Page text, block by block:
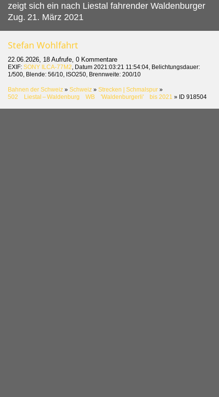
zeigt sich ein nach Liestal fahrender Waldenburger
Zug. 21. März 2021
Stefan Wohlfahrt
22.06.2026, 18 Aufrufe, 0 Kommentare
EXIF: SONY ILCA-77M2 , Datum 2021:03:21 11:54:04, Belichtungsdauer:
1/500, Blende: 56/10, ISO250, Brennweite: 200/10
Bahnen der Schweiz » Schweiz » Strecken | Schmalspur »
502 Liestal – Waldenburg WB 'Waldenburgerli' bis 2021 » ID 918504